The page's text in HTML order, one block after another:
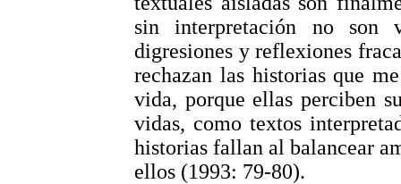
sin interpretación no son
digresiones y reflexiones
rechazan las historias que
vida, porque ellas perciben
vidas, como textos
historias fallan al balancear
ellos (1993: 79-80).